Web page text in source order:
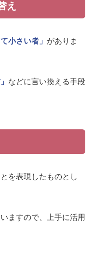
え
て小さい者」 がありま
などに言い換える手段
を表現したものとし
ますので、上手に活用